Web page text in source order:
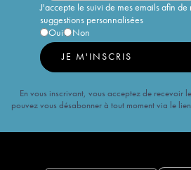
J'accepte le suivi de mes emails afin de
suggestions personnalisées
Oui
Non
JE M'INSCRIS
En vous inscrivant, vous acceptez de recevoir
pouvez vous désabonner à tout moment via le